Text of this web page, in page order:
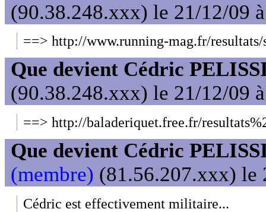
(90.38.248.xxx) le 21/12/09
==> http://www.running-mag.fr/
Que devient Cédric
(90.38.248.xxx) le 21/12/09
==> http://baladeriquet.free.fr/
Que devient Cédric
(membre) (81.56.207.xxx) le
Cédric est effectivement militaire...